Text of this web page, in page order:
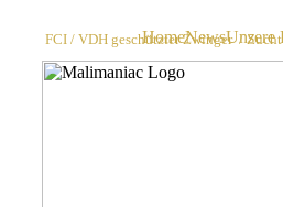
HomeNewsUnsere
FCI / VDH geschützter Zwinger /